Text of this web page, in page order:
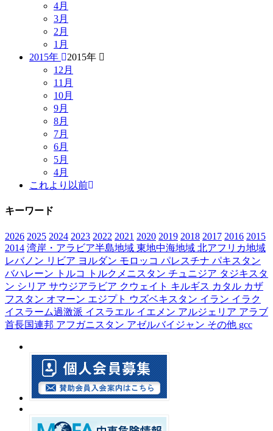
4月
3月
2月
1月
2015年
2015年
12月
11月
10月
9月
8月
7月
6月
5月
4月
これより以前
キーワード
2026 2025 2024 2023 2022 2021 2020 2019 2018 2017 2016 2015
2014 湾岸・アラビア半島地域 東地中海地域 北アフリカ地域
レバノン リビア ヨルダン モロッコ パレスチナ パキスタン
バハレーン
トルコ トルクメニスタン チュニジア タジキスタ
ン シリア サウジアラビア クウェイト キルギス カタル カザ
フスタン オマーン エジプト ウズベキスタン イラン イラク
イスラーム過激派 イスラエル イエメン アルジェリア アラブ
首長国連邦 アフガニスタン アゼルバイジャン その他 gcc